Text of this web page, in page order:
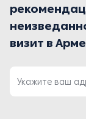
визит в